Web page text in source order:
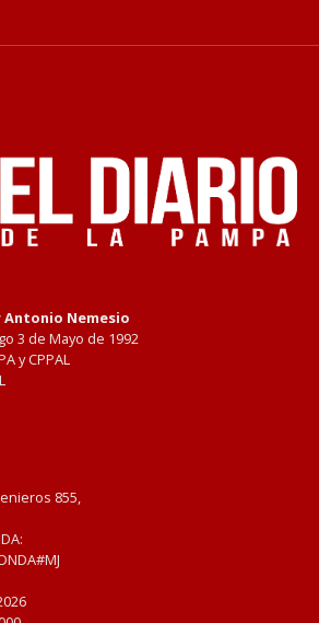
Nemesio
3 de Mayo de 1992
y CPPAL
855,